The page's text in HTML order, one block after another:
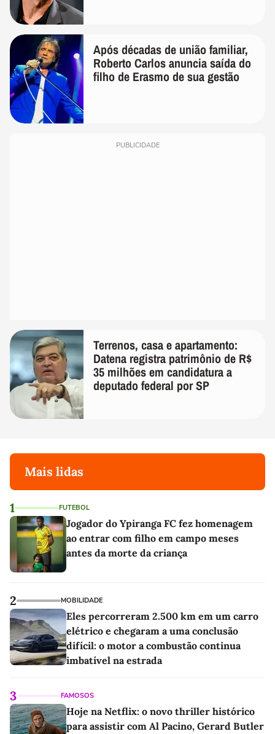
Após décadas de união familiar,
Roberto Carlos anuncia saída do
filho de Erasmo de sua gestão
PUBLICIDADE
Terrenos, casa e apartamento:
Datena registra patrimônio de R$
35 milhões em candidatura a
deputado federal por SP
Mais lidas
1 FUTEBOL
Jogador do Ypiranga FC fez homenagem
ao entrar com filho em campo meses
antes da morte da criança
2 MOBILIDADE
Eles percorreram 2.500 km em um carro
elétrico e chegaram a uma conclusão
difícil: o motor a combustão continua
imbatível na estrada
3 FAMOSOS
Hoje na Netflix: o novo thriller histórico
para assistir com Al Pacino, Gerard Butler